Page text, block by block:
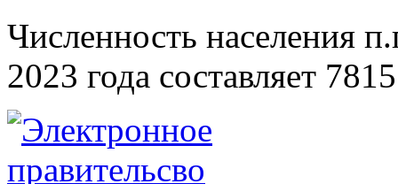
Численность населения
2023 года составляет